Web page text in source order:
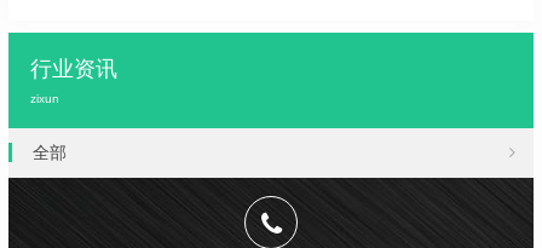
行业资讯
zixun
全部